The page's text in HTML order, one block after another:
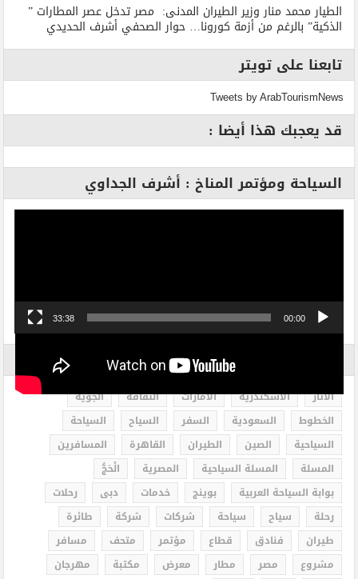
الطيار محمد منار وزير الطيران المدنى: مصر تدخل عصر المطارات ”
الذكية” بالرغم من أزمة كورونا… حوار الصحفي أشرف الحديدي
تابعنا على تويتر
Tweets by ArabTourismNews
قد يعجبك هذا أيضا :
السياحة ومؤتمر المناخ : أشرف الجداوي
00:00
33:38
الاثار الاسكندرية الامارات الثقافة
الجوية
الخطوط
السعودية السفر السياح
السياحة
السياحية
الصين الطيران القاهرة
المسافرين
المسلة
المسلة السياحية المصرية
الْحَجُّ
بوابة السياحة العربية
بوينج خدمات دبى
رحلات
رحلة
سياح سياحة شركات شركة
طائرة
طيران
فنادق قطاع مؤتمر متحف
مسافر
مشروع
مصر مطار معرض مكتبة
مهرجان